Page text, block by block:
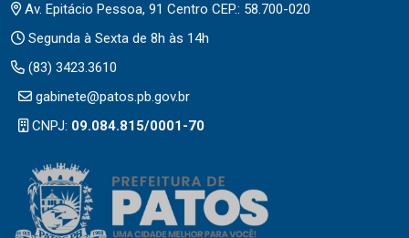
Av. Epitácio Pessoa, 91 Centro CEP.: 58.700-020
Segunda à Sexta de 8h às 14h
(83) 3423.3610
gabinete@patos.pb.gov.br
CNPJ: 09.084.815/0001-70